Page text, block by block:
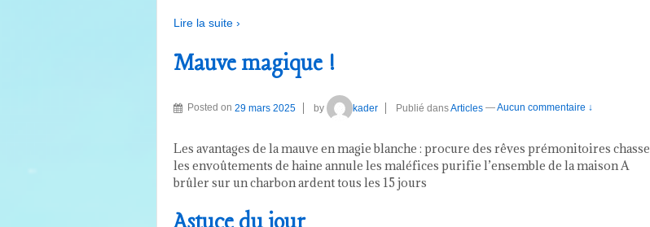
Lire la suite ›
Mauve magique !
Posted on 29 mars 2025 by kader Publié dansArticles —Aucun commentaire ↓
Les avantages de la mauve en magie blanche : procure des rêves prémonitoires chasse
les envoûtements de haine annule les maléfices purifie l’ensemble de la maison A
brûler sur un charbon ardent tous les 15 jours